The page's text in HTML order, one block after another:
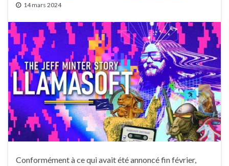
14 mars 2024
Conformément à ce qui avait été annoncé fin février,